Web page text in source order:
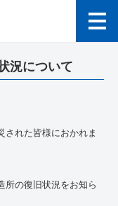
況について
れた皆様におかれま
の復旧状況をお知ら